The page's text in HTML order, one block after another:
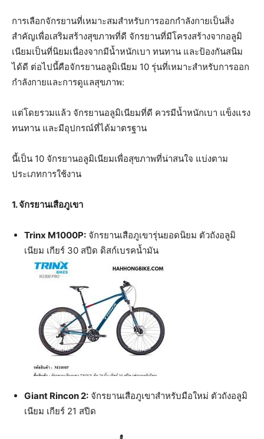
การเลือกจักรยานที่เหมาะสมสำหรับการออกกำลังกายเป็นสิ่ง
สำคัญเพื่อเสริมสร้างสุขภาพที่ดี จักรยานที่มีโครงสร้างจากอลูมิ
เนียมเป็นที่นิยมเนื่องจากมีน้ำหนักเบา ทนทาน และป้องกันสนิม
ได้ดี ต่อไปนี้คือจักรยานอลูมิเนียม 10 รุ่นที่เหมาะสำหรับการออก
กำลังกายและการดูแลสุขภาพ:
แต่โดยรวมแล้ว จักรยานอลูมิเนียมที่ดี ควรมีน้ำหนักเบา แข็งแรง
ทนทาน และมีอุปกรณ์ที่ได้มาตรฐาน
นี้เป็น 10 จักรยานอลูมิเนียมเพื่อสุขภาพที่น่าสนใจ แบ่งตาม
ประเภทการใช้งาน
1. จักรยานเสือภูเขา
Trinx M1000P: จักรยานเสือภูเขารุ่นยอดนิยม ตัวถังอลูมิ
เนียม เกียร์ 30 สปีด ดิสก์เบรคน้ำมัน
Giant Rincon 2: จักรยานเสือภูเขาสำหรับมือใหม่ ตัวถังอลูมิ
เนียม เกียร์ 21 สปีด